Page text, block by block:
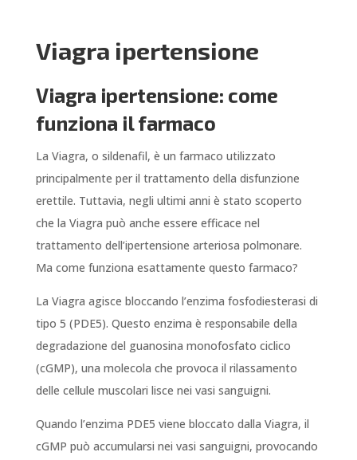
Viagra ipertensione
Viagra ipertensione: come
funziona il farmaco
La Viagra, o sildenafil, è un farmaco utilizzato
principalmente per il trattamento della disfunzione
erettile. Tuttavia, negli ultimi anni è stato scoperto
che la Viagra può anche essere efficace nel
trattamento dell’ipertensione arteriosa polmonare.
Ma come funziona esattamente questo farmaco?
La Viagra agisce bloccando l’enzima fosfodiesterasi di
tipo 5 (PDE5). Questo enzima è responsabile della
degradazione del guanosina monofosfato ciclico
(cGMP), una molecola che provoca il rilassamento
delle cellule muscolari lisce nei vasi sanguigni.
Quando l’enzima PDE5 viene bloccato dalla Viagra, il
cGMP può accumularsi nei vasi sanguigni, provocando